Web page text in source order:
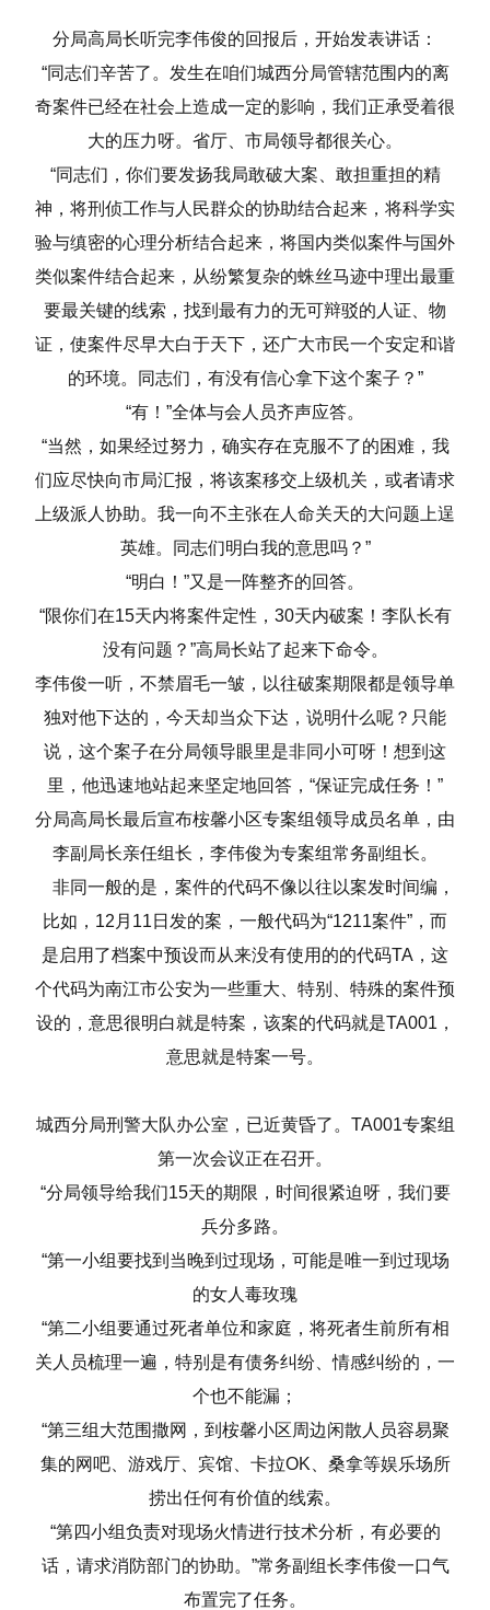
分局高局长听完李伟俊的回报后，开始发表讲话：
“同志们辛苦了。发生在咱们城西分局管辖范围内的离
奇案件已经在社会上造成一定的影响，我们正承受着很
大的压力呀。省厅、市局领导都很关心。
“同志们，你们要发扬我局敢破大案、敢担重担的精
神，将刑侦工作与人民群众的协助结合起来，将科学实
验与缜密的心理分析结合起来，将国内类似案件与国外
类似案件结合起来，从纷繁复杂的蛛丝马迹中理出最重
要最关键的线索，找到最有力的无可辩驳的人证、物
证，使案件尽早大白于天下，还广大市民一个安定和谐
的环境。同志们，有没有信心拿下这个案子？”
“有！”全体与会人员齐声应答。
“当然，如果经过努力，确实存在克服不了的困难，我
们应尽快向市局汇报，将该案移交上级机关，或者请求
上级派人协助。我一向不主张在人命关天的大问题上逞
英雄。同志们明白我的意思吗？”
“明白！”又是一阵整齐的回答。
“限你们在15天内将案件定性，30天内破案！李队长有
没有问题？”高局长站了起来下命令。
李伟俊一听，不禁眉毛一皱，以往破案期限都是领导单
独对他下达的，今天却当众下达，说明什么呢？只能
说，这个案子在分局领导眼里是非同小可呀！想到这
里，他迅速地站起来坚定地回答，“保证完成任务！”
分局高局长最后宣布桉馨小区专案组领导成员名单，由
李副局长亲任组长，李伟俊为专案组常务副组长。
非同一般的是，案件的代码不像以往以案发时间编，
比如，12月11日发的案，一般代码为“1211案件”，而
是启用了档案中预设而从来没有使用的的代码TA，这
个代码为南江市公安为一些重大、特别、特殊的案件预
设的，意思很明白就是特案，该案的代码就是TA001，
意思就是特案一号。
城西分局刑警大队办公室，已近黄昏了。TA001专案组
第一次会议正在召开。
“分局领导给我们15天的期限，时间很紧迫呀，我们要
兵分多路。
“第一小组要找到当晚到过现场，可能是唯一到过现场
的女人毒玫瑰
“第二小组要通过死者单位和家庭，将死者生前所有相
关人员梳理一遍，特别是有债务纠纷、情感纠纷的，一
个也不能漏；
“第三组大范围撒网，到桉馨小区周边闲散人员容易聚
集的网吧、游戏厅、宾馆、卡拉OK、桑拿等娱乐场所
捞出任何有价值的线索。
“第四小组负责对现场火情进行技术分析，有必要的
话，请求消防部门的协助。”常务副组长李伟俊一口气
布置完了任务。